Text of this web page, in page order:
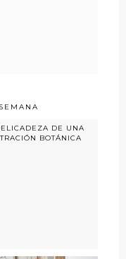
DE UNA
BOTÁNICA